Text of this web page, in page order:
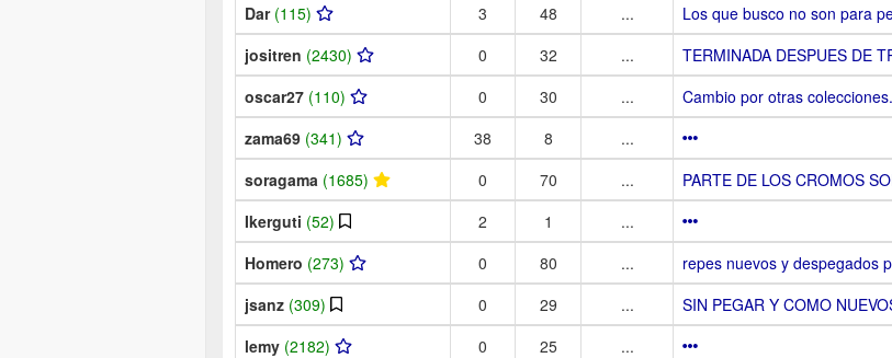
Dar (115) 3 48 ...
Los que busco no son para
jositren (2430) 0 32 ...
TERMINADA DESPUES DE
oscar27 (110) 0 30 ...
Cambio por otras
zama69 (341) 38 8
...
soragama (1685) 0 70 ...
PARTE DE LOS CROMOS
Ikerguti (52) 2 1
...
Homero (273) 0 80 ...
repes nuevos y despegados
jsanz (309) 0 29 ...
SIN PEGAR Y COMO
lemy (2182) 0 25
...